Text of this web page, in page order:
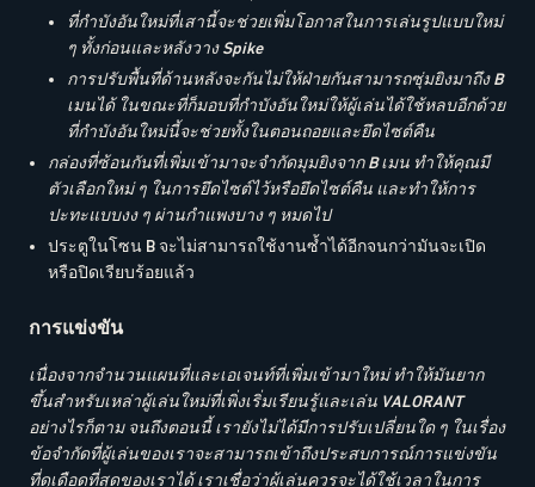
ที่กำบังอันใหม่ที่เสานี้จะช่วยเพิ่มโอกาสในการเล่นรูปแบบใหม่
ๆ ทั้งก่อนและหลังวาง Spike
การปรับพื้นที่ด้านหลังจะกันไม่ให้ฝ่ายกันสามารถซุ่มยิงมาถึง B
เมนได้ ในขณะที่ก็มอบที่กำบังอันใหม่ให้ผู้เล่นได้ใช้หลบอีกด้วย
ที่กำบังอันใหม่นี้จะช่วยทั้งในตอนถอยและยึดไซต์คืน
กล่องที่ซ้อนกันที่เพิ่มเข้ามาจะจำกัดมุมยิงจาก B เมน ทำให้คุณมี
ตัวเลือกใหม่ ๆ ในการยึดไซต์ไว้หรือยึดไซต์คืน และทำให้การ
ปะทะแบบงง ๆ ผ่านกำแพงบาง ๆ หมดไป
ประตูในโซน B จะไม่สามารถใช้งานซ้ำได้อีกจนกว่ามันจะเปิด
หรือปิดเรียบร้อยแล้ว
การแข่งขัน
เนื่องจากจำนวนแผนที่และเอเจนท์ที่เพิ่มเข้ามาใหม่ ทำให้มันยาก
ขึ้นสำหรับเหล่าผู้เล่นใหม่ที่เพิ่งเริ่มเรียนรู้และเล่น VALORANT
อย่างไรก็ตาม จนถึงตอนนี้ เรายังไม่ได้มีการปรับเปลี่ยนใด ๆ ในเรื่อง
ข้อจำกัดที่ผู้เล่นของเราจะสามารถเข้าถึงประสบการณ์การแข่งขัน
ที่ดุเดือดที่สุดของเราได้ เราเชื่อว่าผู้เล่นควรจะได้ใช้เวลาในการ